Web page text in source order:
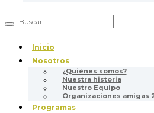
Inicio
Nosotros
¿Quiénes somos?
Nuestra historia
Nuestro Equipo
Organizaciones amigas
Programas